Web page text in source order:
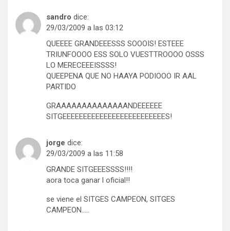
sandro dice:
29/03/2009 a las 03:12
QUEEEE GRANDEEESSS SOOOIS! ESTEEE
TRIUNFOOOO ESS SOLO VUESTTROOOO OSSS
LO MERECEEEISSSS!
QUEEPENA QUE NO HAAYA PODIOOO IR AAL
PARTIDO
GRAAAAAAAAAAAAAANDEEEEEE
SITGEEEEEEEEEEEEEEEEEEEEEEEEES!
jorge dice:
29/03/2009 a las 11:58
GRANDE SITGEEESSSS!!!!
aora toca ganar l oficial!!
se viene el SITGES CAMPEON, SITGES
CAMPEON…..